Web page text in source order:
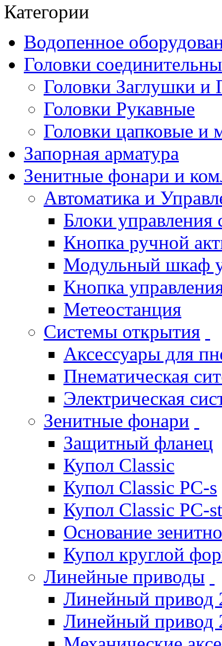
Категории
Водопенное
Головки
Головки Заглушки и
Головки Рукавные
Головки цапковые и
Запорная арматура
Зенитные фонари и
Автоматика и
Блоки
Кнопка ручной
Модульный шкаф
Кнопка
Метеостанция
Системы открытия
Аксессуары для
Пнематическая
Электрическая
Зенитные фонари
Защитный фланец
Купол Classic
Купол Classic PC-s
Купол Classic PC-st
Основание
Купол круглой
Линейные приводы
Линейный привод
Линейный привод